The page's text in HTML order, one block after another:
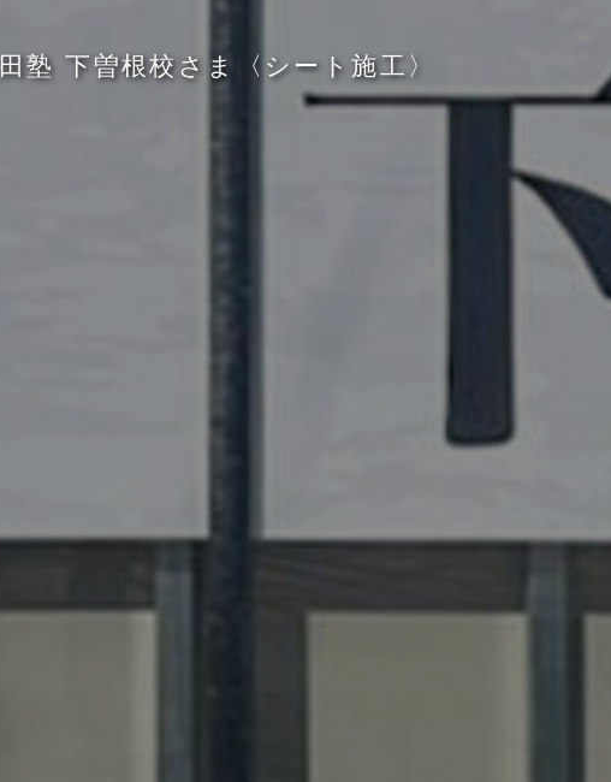
田塾 下 曽根校 さ ま 〈 シ ー ト施工 〉